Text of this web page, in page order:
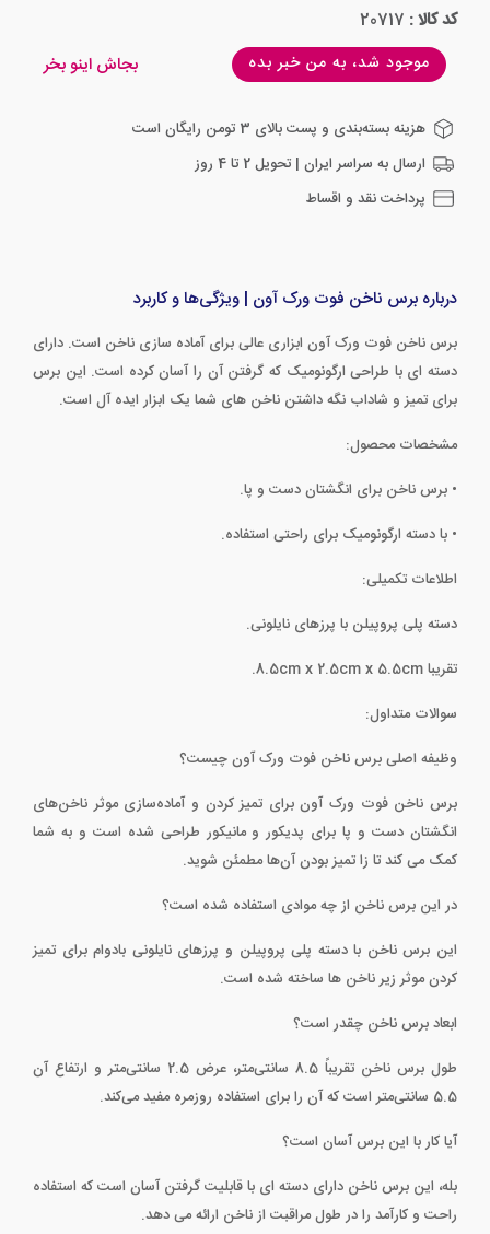
کد کالا : 20717
موجود شد، به من خبر بده بجاش اینو بخر
هزینه بسته‌بندی و پست بالای 3 تومن رایگان است
ارسال به سراسر ایران | تحویل 2 تا 4 روز
پرداخت نقد و اقساط
درباره برس ناخن فوت ورک آون | ویژگی‌ها و کاربرد
برس ناخن فوت ورک آون ابزاری عالی برای آماده سازی ناخن است. دارای
دسته ای با طراحی ارگونومیک که گرفتن آن را آسان کرده است. این برس
برای تمیز و شاداب نگه داشتن ناخن های شما یک ابزار ایده آل است.
مشخصات محصول:
• برس ناخن برای انگشتان دست و پا.
• با دسته ارگونومیک برای راحتی استفاده.
اطلاعات تکمیلی:
دسته پلی پروپیلن با پرزهای نایلونی.
تقریبا 8.5cm x 2.5cm x 5.5cm.
سوالات متداول:
وظیفه اصلی برس ناخن فوت ورک آون چیست؟
برس ناخن فوت ورک آون برای تمیز کردن و آماده‌سازی موثر ناخن‌های
انگشتان دست و پا برای پدیکور و مانیکور طراحی شده است و به شما
کمک می کند تا زا تمیز بودن آن‌ها مطمئن شوید.
در این برس ناخن از چه موادی استفاده شده است؟
این برس ناخن با دسته پلی پروپیلن و پرزهای نایلونی بادوام برای تمیز
کردن موثر زیر ناخن ها ساخته شده است.
ابعاد برس ناخن چقدر است؟
طول برس ناخن تقریباً 8.5 سانتی‌متر، عرض 2.5 سانتی‌متر و ارتفاع آن
5.5 سانتی‌متر است که آن را برای استفاده روزمره مفید می‌کند.
آیا کار با این برس آسان است؟
بله، این برس ناخن دارای دسته ای با قابلیت گرفتن آسان است که استفاده
راحت و کارآمد را در طول مراقبت از ناخن ارائه می دهد.